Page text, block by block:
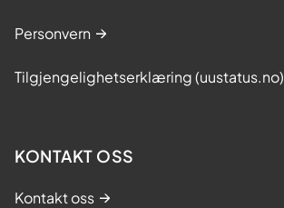
Personvern
Tilgjengelighetserklæring (uustatus.no)
KONTAKT OSS
Kontakt oss